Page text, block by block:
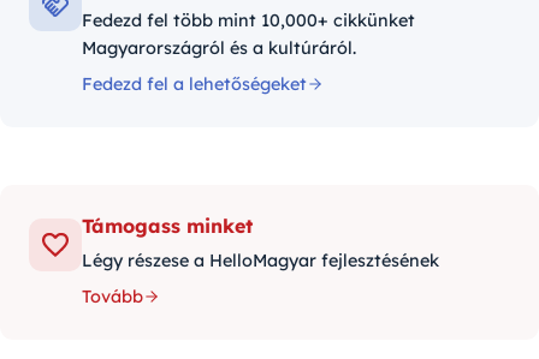
Fedezd fel több mint 10,000+ cikkünket
Magyarországról és a kultúráról.
Fedezd fel a lehetőségeket
Támogass minket
Légy részese a HelloMagyar fejlesztésének
Tovább